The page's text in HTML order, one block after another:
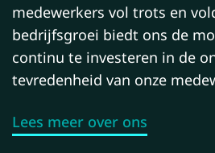
medewerkers vol trots en
bedrijfsgroei biedt ons de
continu te investeren in de
tevredenheid van onze
Lees meer over ons